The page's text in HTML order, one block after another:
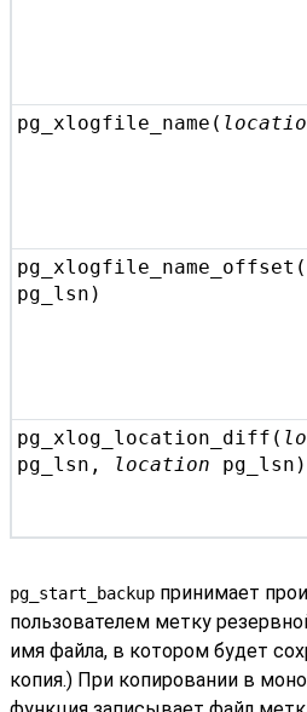
pg_xlogfile_name(
pg_xlogfile_name_offset(
pg_lsn )
pg_xlog_location_diff(
pg_lsn , location pg_lsn )
pg_start_backup принимает
пользователем метку
имя файла, в котором будет
копия.) При копировании в